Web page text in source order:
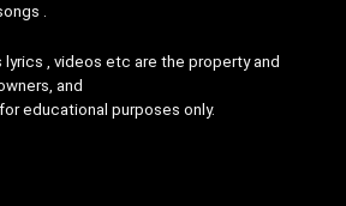
.
, videos etc are the property and
and
educational purposes only.